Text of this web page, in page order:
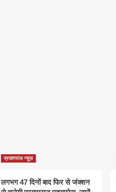
प्रयागराज न्यूज़
लगभग 47 दिनों बाद फिर से जंक्शन